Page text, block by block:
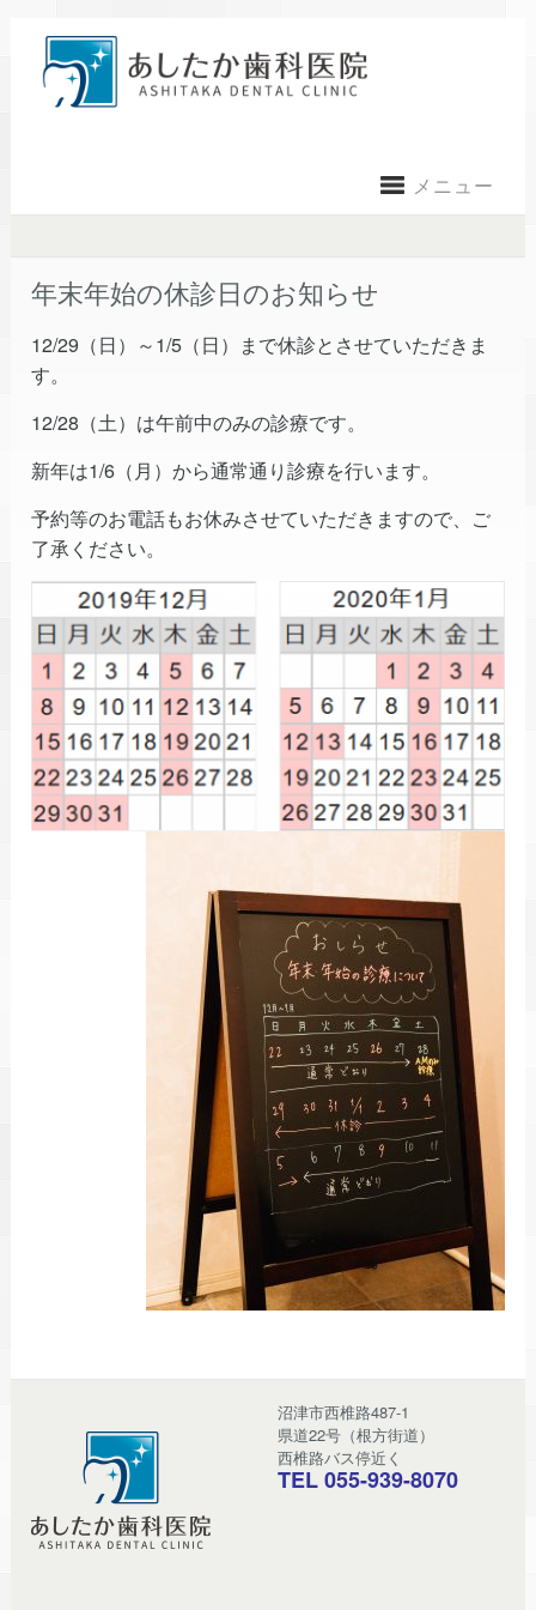
メニュー
年末年始の休診日のお知らせ
12/29（日）～1/5（日）まで休診とさせていただきま
す。
12/28（土）は午前中のみの診療です。
新年は1/6（月）から通常通り診療を行います。
予約等のお電話もお休みさせていただきますので、ご
了承ください。
沼津市西椎路487-1
県道22号（根方街道）
西椎路バス停近く
TEL 055-939-8070